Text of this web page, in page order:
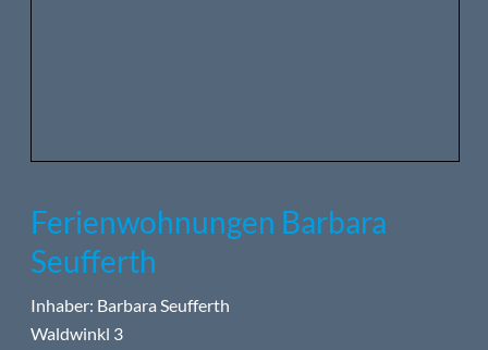
Ferienwohnungen Barbara
Seufferth
Inhaber: Barbara Seufferth
Waldwinkl 3